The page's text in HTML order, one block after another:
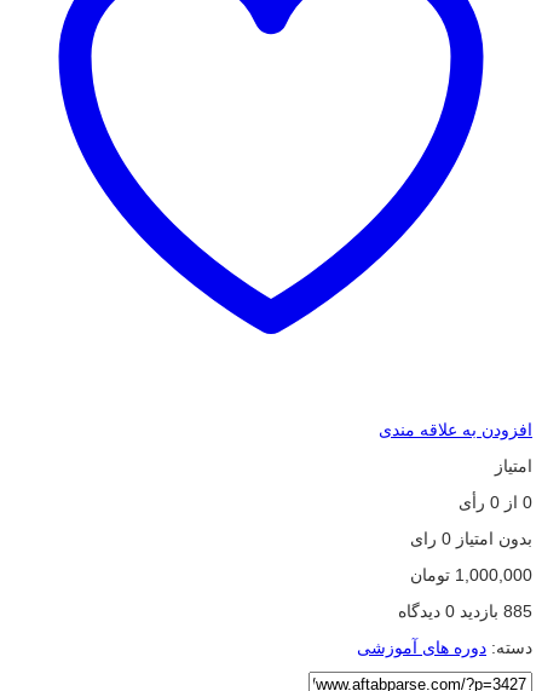
افزودن به علاقه مندی
امتیاز
0 از 0 رأی
بدون امتیاز 0 رای
1,000,000 تومان
885 بازدید
دسته: دوره های آموزشی